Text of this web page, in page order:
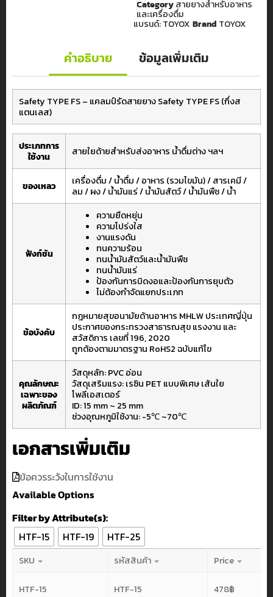
Categoryสายยางสำหรับอาหาร
และเครื่องดื่ม
แบรนด์:TOYOX Brand TOYOX
คำอธิบาย ข้อมูลเพิ่มเติม
Safety TYPE FS – แคลมป์รัดสายยาง Safety TYPE FS (กึ่งส
แตนเลส)
ประเภทการ
ใช้งาน
สายใยด้ายสำหรับส่งอาหาร น้ำดื่มต่าง ฯลฯ
ของเหลว
เครื่องดื่ม / น้ำดื่ม / อาหาร (รวมไขมัน) / สารเคมี /
ลม / ผง / น้ำมันแร่ / น้ำมันสัตว์ / น้ำมันพืช / น้ำ
ฟังก์ชัน
ความยืดหยุ่น
ความโปร่งใส
งานแรงดัน
ทนความร้อน
ทนน้ำมันสัตว์และน้ำมันพืช
ทนน้ำมันแร่
ป้องกันการบิดงอและป้องกันการยุบตัว
ไม่ต้องกำจัดแยกประเภท
ข้อบังคับ
กฎหมายสุขอนามัยด้านอาหาร MHLW ประเทศญี่ปุ่น
ประกาศของกระทรวงสาธารณสุข แรงงาน และ
สวัสดิการ เลขที่ 196, 2020
ถูกต้องตามมาตรฐาน RoHS2 ฉบับแก้ไข
คุณลักษณะ
เฉพาะของ
ผลิตภัณฑ์
วัสดุหลัก: PVC อ่อน
วัสดุเสริมแรง: เรซิน PET แบบพิเศษ เส้นใย
โพลีเอสเตอร์
ID: 15 mm ~ 25 mm
ช่วงอุณหภูมิใช้งาน: -5℃ ~70℃
เอกสารเพิ่มเติม
ข้อควรระวังในการใช้งาน
Available Options
Filter by Attribute(s):
HTF-15
HTF-19 HTF-25
SKU รหัสสินค้า Price
HTF-15 HTF-15 478฿